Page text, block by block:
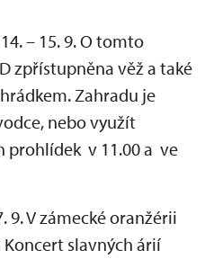
14. – 15. 9. O tomto
zpřístupněna věž a také
Zahradu je
nebo využít
prohlídek v 11.00 a ve
9. V zámecké oranžérii
slavných árií